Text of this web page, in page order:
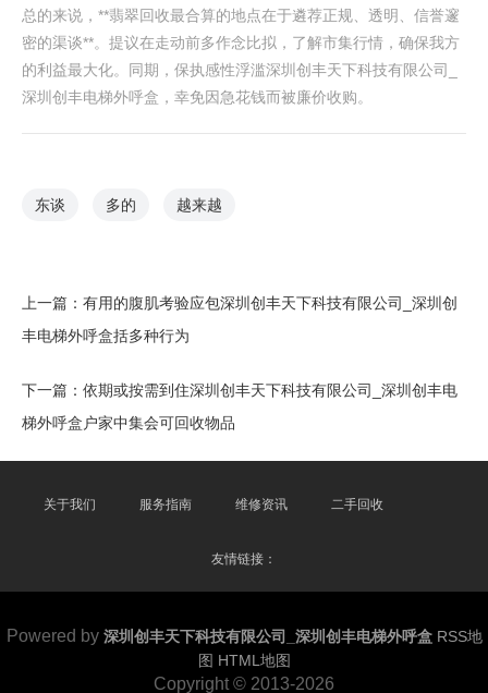
总的来说，**翡翠回收最合算的地点在于遴荐正规、透明、信誉邃
密的渠谈**。提议在走动前多作念比拟，了解市集行情，确保我方
的利益最大化。同期，保执感性浮滥深圳创丰天下科技有限公司_
深圳创丰电梯外呼盒，幸免因急花钱而被廉价收购。
东谈 多的 越来越
上一篇： 有用的腹肌考验应包深圳创丰天下科技有限公司_深圳创
丰电梯外呼盒括多种行为
下一篇： 依期或按需到住深圳创丰天下科技有限公司_深圳创丰电
梯外呼盒户家中集会可回收物品
关于我们 服务指南 维修资讯 二手回收
友情链接：
Powered by 深圳创丰天下科技有限公司_深圳创丰电梯外呼盒 RSS地
图 HTML地图
Copyright © 2013-2026